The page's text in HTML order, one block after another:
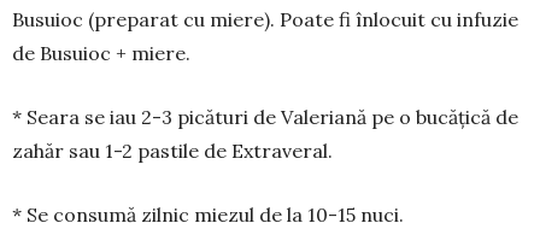
Busu­ioc (preparat cu miere). Poate fi înlocuit cu infuzie
de Busuioc + miere.
* Seara se iau 2-3 picături de Valeriană pe o bucă­țică de
zahăr sau 1-2 pastile de Extraveral.
* Se consumă zilnic miezul de la 10-15 nuci.